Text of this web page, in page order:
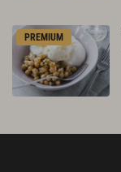
PREMIUM